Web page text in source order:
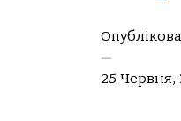
—
25 Червня,